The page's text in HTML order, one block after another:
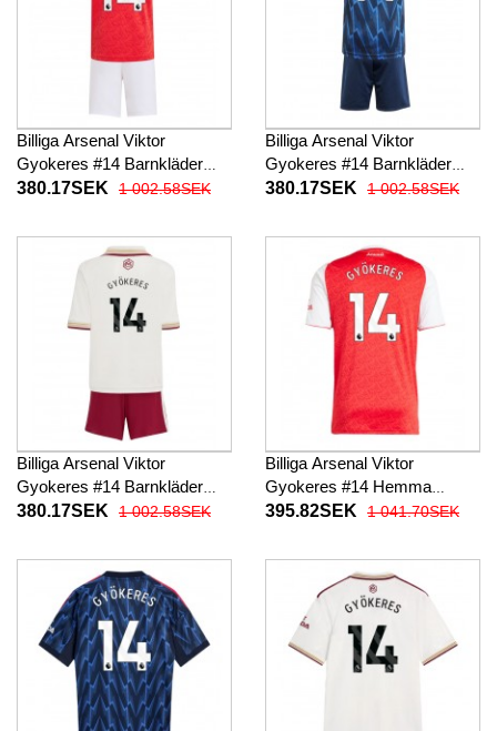
Billiga Arsenal Viktor
Gyokeres #14 Barnkläder
Hemma fotbollskläder till
Korta byxor)
380.17SEK 1 002.58SEK
Billiga Arsenal Viktor
Gyokeres #14 Barnkläder
Borta fotbollskläder till baby
byxor)
380.17SEK 1 002.58SEK
Billiga Arsenal Viktor
Gyokeres #14 Barnkläder
Tredje fotbollskläder till baby
byxor)
380.17SEK 1 002.58SEK
Billiga Arsenal Viktor
Gyokeres #14 Hemma
fotbollskläder 2025-26
395.82SEK 1 041.70SEK